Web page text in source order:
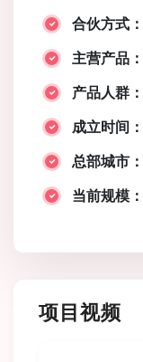
合伙方式：
主营产品：
产品人群：
成立时间：
总部城市：
当前规模：
项目视频